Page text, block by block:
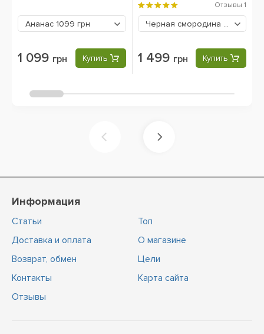
Ананас 1099 грн
1 099 грн Купить
Отзывы 1
Черная смородина
1499 грн
1 499 грн Купить
Информация
Статьи
Доставка и оплата
Возврат, обмен
Контакты
Отзывы
Топ
О магазине
Цели
Карта сайта